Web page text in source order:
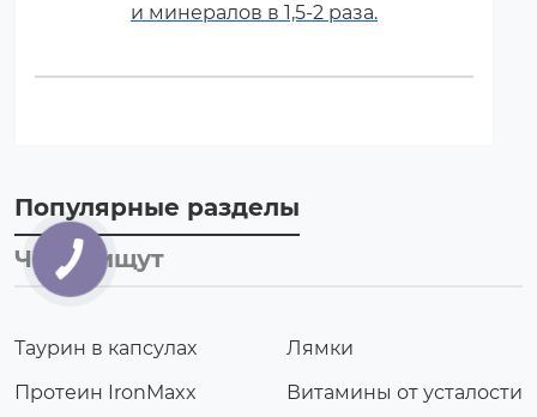
и минералов в 1,5-2 раза.
Популярные разделы
Часто ищут
Таурин в капсулах
Лямки
Протеин IronMaxx
Витамины от усталости